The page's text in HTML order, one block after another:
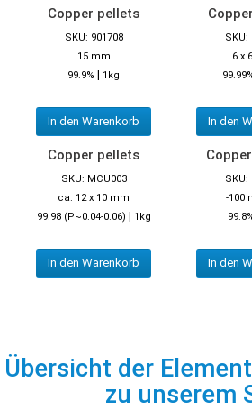
Copper pellets
SKU: 901708
15 mm
99.9% | 1kg
In den Warenkorb
SKU:
6 x
In den
Copper pellets
SKU: MCU003
ca. 12 x 10 mm
99.98 (P~0.04-0.06) | 1kg
In den Warenkorb
SKU:
-100
In den
Übersicht der
zu unserem